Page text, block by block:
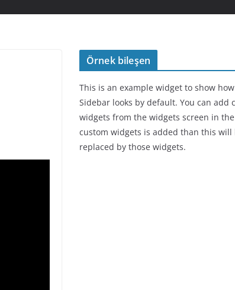
Örnek bileşen
This is an example widget to show
Sidebar looks by default. You can add
widgets from the widgets screen in
custom widgets is added than this will
replaced by those widgets.